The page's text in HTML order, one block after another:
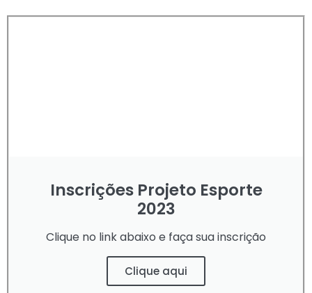
Inscrições Projeto Esporte
2023
Clique no link abaixo e faça sua inscrição
Clique aqui